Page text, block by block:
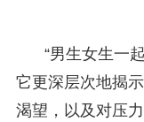
“男生女生一
它更深层次地揭
渴望，以及对压